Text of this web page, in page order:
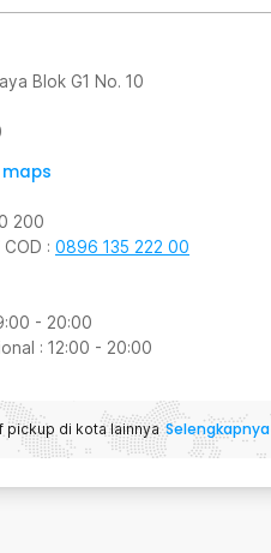
Blok G1 No. 10
200
: 0896 135 222 00
- 20:00
: 12:00 - 20:00
pickup di kota lainnya Selengkapnya